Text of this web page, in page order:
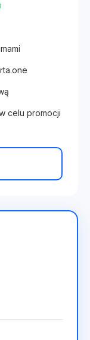
celu promocji